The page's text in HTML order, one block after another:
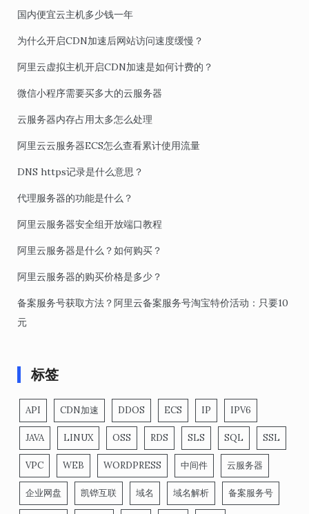
国内便宜云主机多少钱一年
为什么开启CDN加速后网站访问速度缓慢？
阿里云虚拟主机开启CDN加速是如何计费的？
微信小程序需要买多大的云服务器
云服务器内存占用太多怎么处理
阿里云云服务器ECS怎么查看累计使用流量
DNS https记录是什么意思？
代理服务器的功能是什么？
阿里云服务器安全组开放端口教程
阿里云服务器是什么？如何购买？
阿里云服务器的购买价格是多少？
备案服务号获取方法？阿里云备案服务号淘宝特价活动：只要10
元
标签
API CDN加速 DDOS ECS IP IPV6
JAVA LINUX OSS RDS SLS SQL SSL
VPC WEB WORDPRESS 中间件 云服务器
企业网盘 凯铧互联 域名 域名解析 备案服务号